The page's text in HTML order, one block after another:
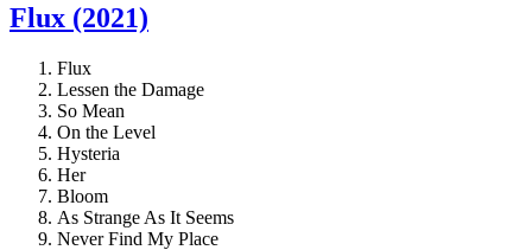
Flux (2021)
Flux
Lessen the Damage
So Mean
On the Level
Hysteria
Her
Bloom
As Strange As It Seems
Never Find My Place